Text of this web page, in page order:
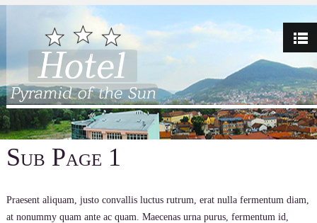
Sub Page 1
Praesent aliquam, justo convallis luctus rutrum, erat nulla fermentum diam,
at nonummy quam ante ac quam. Maecenas urna purus, fermentum id,